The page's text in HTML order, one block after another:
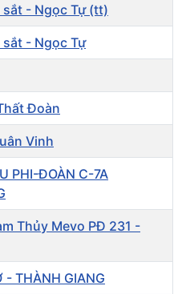
- Ngọc Tự (tt)
- Ngọc Tự
Đoàn
Vinh
PHI-ĐOÀN C-7A
Thủy Mevo PĐ 231 -
- THÀNH GIANG